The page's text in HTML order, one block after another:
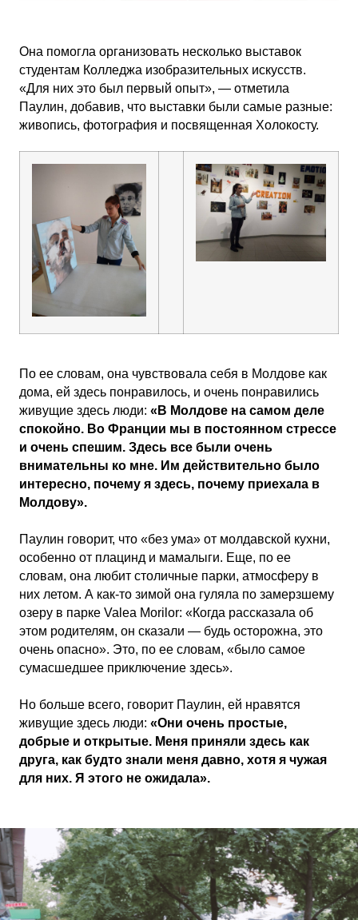
Она помогла организовать несколько выставок
студентам Колледжа изобразительных искусств.
«Для них это был первый опыт», — отметила
Паулин, добавив, что выставки были самые разные:
живопись, фотография и посвященная Холокосту.
По ее словам, она чувствовала себя в Молдове как
дома, ей здесь понравилось, и очень понравились
живущие здесь люди: «В Молдове на самом деле
спокойно. Во Франции мы в постоянном стрессе
и очень спешим. Здесь все были очень
внимательны ко мне. Им действительно было
интересно, почему я здесь, почему приехала в
Молдову».
Паулин говорит, что «без ума» от молдавской кухни,
особенно от плацинд и мамалыги. Еще, по ее
словам, она любит столичные парки, атмосферу в
них летом. А как-то зимой она гуляла по замерзшему
озеру в парке Valea Morilor: «Когда рассказала об
этом родителям, он сказали — будь осторожна, это
очень опасно». Это, по ее словам, «было самое
сумасшедшее приключение здесь».
Но больше всего, говорит Паулин, ей нравятся
живущие здесь люди: «Они очень простые,
добрые и открытые. Меня приняли здесь как
друга, как будто знали меня давно, хотя я чужая
для них. Я этого не ожидала».